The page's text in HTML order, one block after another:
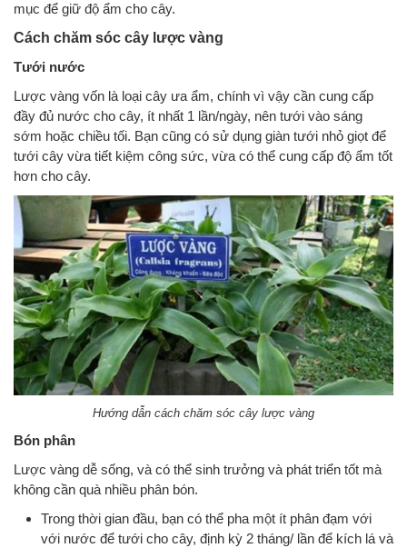
mục để giữ độ ẩm cho cây.
Cách chăm sóc cây lược vàng
Tưới nước
Lược vàng vốn là loại cây ưa ẩm, chính vì vậy cần cung cấp
đầy đủ nước cho cây, ít nhất 1 lần/ngày, nên tưới vào sáng
sớm hoặc chiều tối. Bạn cũng có sử dụng giàn tưới nhỏ giọt để
tưới cây vừa tiết kiệm công sức, vừa có thể cung cấp độ ẩm tốt
hơn cho cây.
Hướng dẫn cách chăm sóc cây lược vàng
Bón phân
Lược vàng dễ sống, và có thể sinh trưởng và phát triển tốt mà
không cần quà nhiều phân bón.
Trong thời gian đầu, bạn có thể pha một ít phân đạm với
với nước để tưới cho cây, định kỳ 2 tháng/ lần để kích lá và